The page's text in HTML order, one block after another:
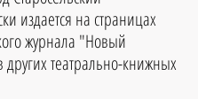
издается на страницах
журнала "Новый
театрально-книжных